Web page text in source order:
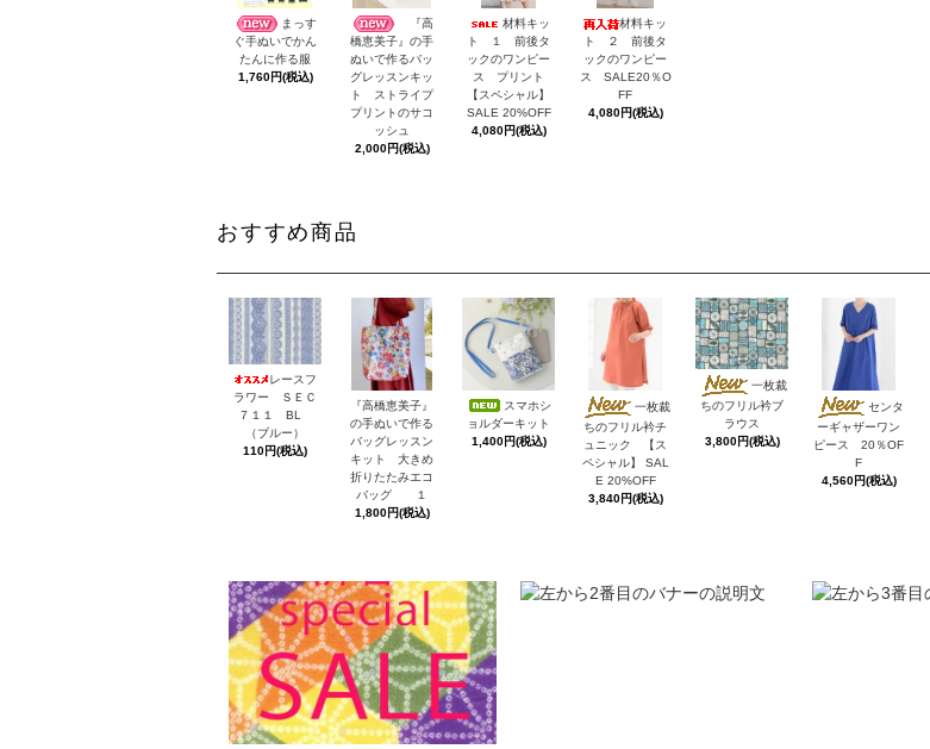
まっす
ぐ手ぬいでかん
たんに作る服
1,760円(税込)
『高
橋恵美子』の手
ぬいで作るバッ
グレッスンキッ
ト ストライプ
プリントのサコ
ッシュ
2,000円(税込)
材料キッ
ト １ 前後タ
ックのワンピー
ス プリント
【スペシャル】
SALE 20%OFF
4,080円(税込)
材料キッ
ト ２ 前後タ
ックのワンピー
ス SALE20％O
FF
4,080円(税込)
おすすめ商品
レースフ
ラワー ＳＥＣ
７１１ BL
（ブルー）
110円(税込)
『高橋恵美子』
の手ぬいで作る
バッグレッスン
キット 大きめ
折りたたみエコ
バッグ １
1,800円(税込)
スマホシ
ョルダーキット
1,400円(税込)
一枚裁
ちのフリル衿チ
ュニック 【ス
ペシャル】 SAL
E 20%OFF
3,840円(税込)
一枚裁
ちのフリル衿ブ
ラウス
3,800円(税込)
センタ
ーギャザーワン
ピース 20％OF
F
4,560円(税込)